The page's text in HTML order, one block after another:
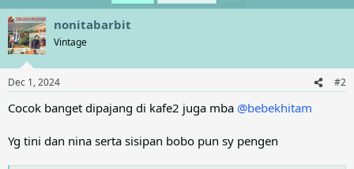
nonitabarbit
Vintage
Dec 1, 2024 #2
Cocok banget dipajang di kafe2 juga mba @bebekhitam
Yg tini dan nina serta sisipan bobo pun sy pengen